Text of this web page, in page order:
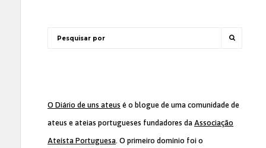
O Diário de uns ateus é o blogue de uma comunidade de
ateus e ateias portugueses fundadores da Associação
Ateísta Portuguesa. O primeiro domínio foi o